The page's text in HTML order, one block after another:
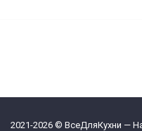
2021-2026 © ВсеДляКухни —